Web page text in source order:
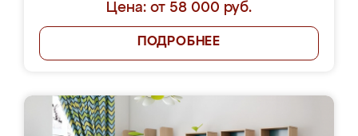
Цена: от 58 000 руб.
ПОДРОБНЕЕ